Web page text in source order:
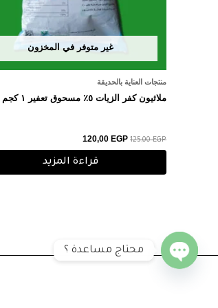
غير متوفر في المخزون
منتجات العناية بالحديقة
ملاثيون كفر الزيات ٥٪ مسحوق تعفير ١ كجم
125,00EGP
120,00 EGP
قراءة المزيد
محتاج مساعدة ؟